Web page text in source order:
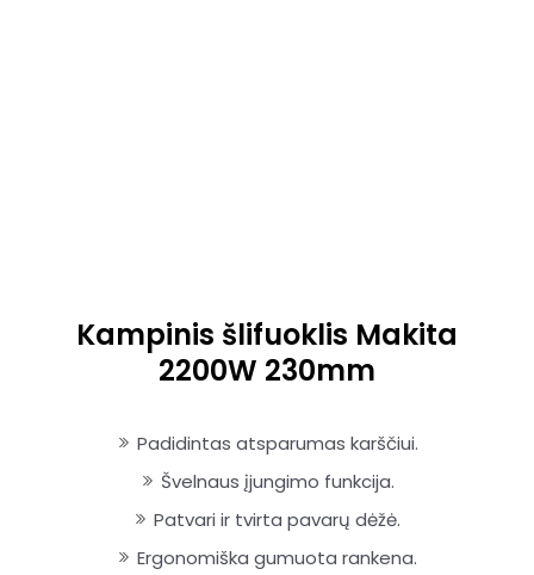
Kampinis šlifuoklis Makita
2200W 230mm
Padidintas atsparumas karščiui.
Švelnaus įjungimo funkcija.
Patvari ir tvirta pavarų dėžė.
Ergonomiška gumuota rankena.